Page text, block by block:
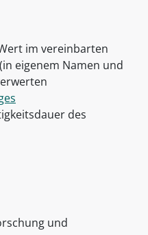
im vereinbarten
eigenem Namen und
des
und